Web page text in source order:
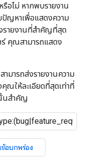
อไม่ หากพบรายงาน
ปัญหาเพื่อแสดงความ
รายงานที่สำคัญที่สุด
คุณสามารถแสดง
มารถส่งรายงานความ
ณให้ละเอียดที่สุดเท่าที่
นสำคัญ
ข้อบกพร่อง